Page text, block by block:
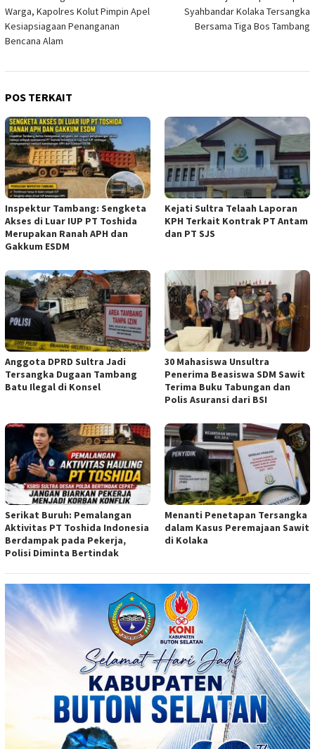
Warga, Kapolres Kolut Pimpin Apel
Kesiapsiagaan Penanganan
Bencana Alam
Syahbandar Kolaka Tersangka
Bersama Tiga Bos Tambang
POS TERKAIT
Inspektur Tambang: Sengketa
Akses di Luar IUP PT Toshida
Merupakan Ranah APH dan
Gakkum ESDM
Kejati Sultra Telaah Laporan
KPH Terkait Kontrak PT Antam
dan PT SJS
Anggota DPRD Sultra Jadi
Tersangka Dugaan Tambang
Batu Ilegal di Konsel
30 Mahasiswa Unsultra
Penerima Beasiswa SDM Sawit
Terima Buku Tabungan dan
Polis Asuransi dari BSI
Serikat Buruh: Pemalangan
Aktivitas PT Toshida Indonesia
Berdampak pada Pekerja,
Polisi Diminta Bertindak
Menanti Penetapan Tersangka
dalam Kasus Peremajaan Sawit
di Kolaka